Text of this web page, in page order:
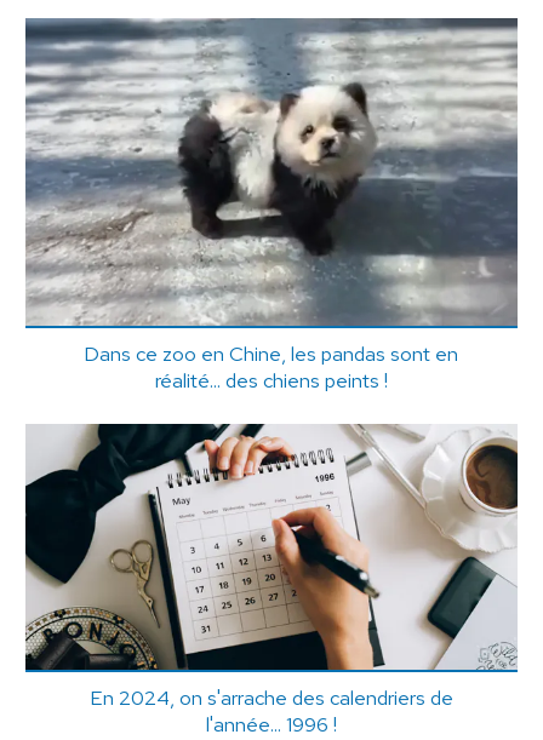
Dans ce zoo en Chine, les pandas sont en
réalité... des chiens peints !
En 2024, on s'arrache des calendriers de
l'année... 1996 !